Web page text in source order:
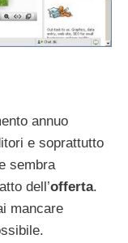
annuo
e soprattutto
sembra
dell’offerta.
mancare